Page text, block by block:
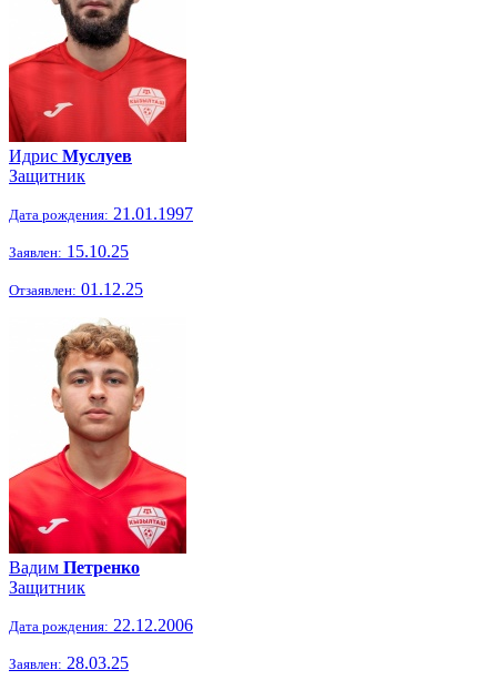
Идрис Муслуев
Защитник
Дата рождения: 21.01.1997
Заявлен: 15.10.25
Отзаявлен: 01.12.25
Вадим Петренко
Защитник
Дата рождения: 22.12.2006
Заявлен: 28.03.25